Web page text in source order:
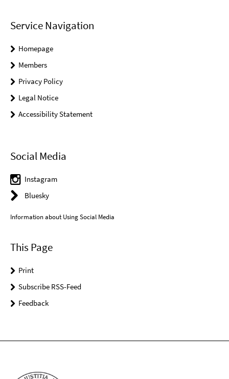
Service Navigation
Homepage
Members
Privacy Policy
Legal Notice
Accessibility Statement
Social Media
Instagram
Bluesky
Information about Using Social Media
This Page
Print
Subscribe RSS-Feed
Feedback